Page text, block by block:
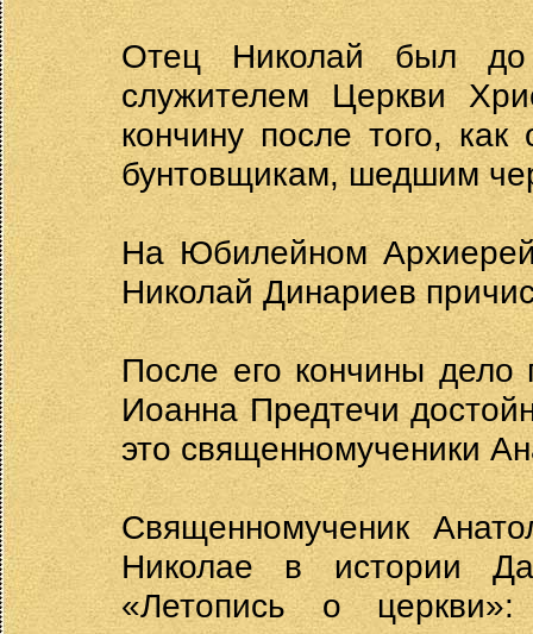
Отец Николай был до
служителем Церкви
кончину после того,
бунтовщикам, шедшим
На Юбилейном
Николай Динариев
После его кончины дело
Иоанна Предтечи
это священномученики
Священномученик
Николае в истории
«Летопись о